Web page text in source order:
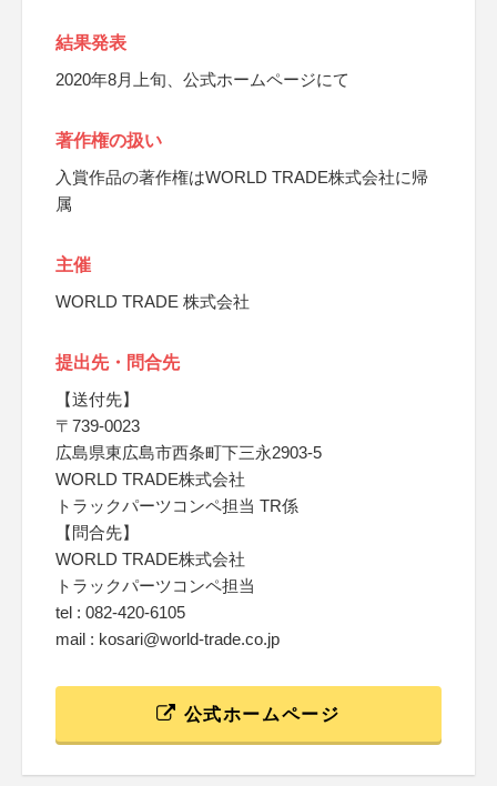
結果発表
2020年8月上旬、公式ホームページにて
著作権の扱い
入賞作品の著作権はWORLD TRADE株式会社に帰
属
主催
WORLD TRADE 株式会社
提出先・問合先
【送付先】
〒739-0023
広島県東広島市西条町下三永2903-5
WORLD TRADE株式会社
トラックパーツコンペ担当 TR係
【問合先】
WORLD TRADE株式会社
トラックパーツコンペ担当
tel : 082-420-6105
mail : kosari@world-trade.co.jp
公式ホームページ